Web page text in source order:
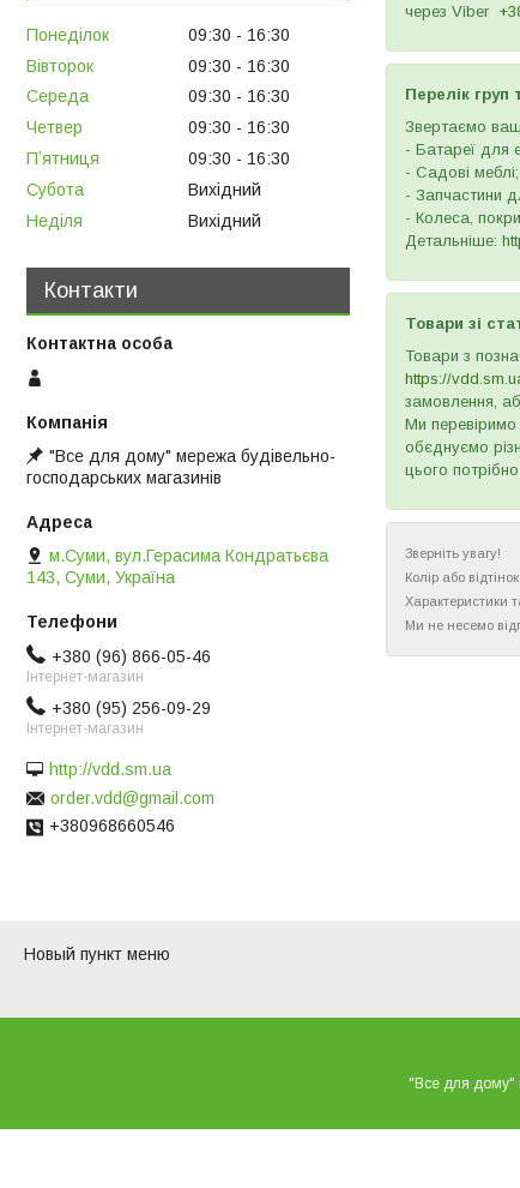
через Viber
Перелік груп
Звертаємо
- Батареї для
- Садові меблі;
- Запчастини
- Колеса,
Детальніше:
Товари зі
Товари з
https://
замовлення,
Ми перевіримо
обєднуємо
цього
Зверніть увагу!
Колір або
Характеристики
Ми не несемо
Понеділок 09:30
16:30
Вівторок
09:30
16:30
Середа
09:30
16:30
Четвер
09:30
16:30
Пʼятниця
09:30
16:30
Субота
Вихідний
Неділя
Вихідний
Контакти
"Все для дому" мережа будівельно-
господарських магазинів
м.Суми, вул.Герасима Кондратьєва
143, Суми, Україна
+380 (96) 866-05-46
Інтернет-магазин
+380 (95) 256-09-29
Інтернет-магазин
http://vdd.sm.ua
order.vdd@gmail.com
+380968660546
Новый пункт меню